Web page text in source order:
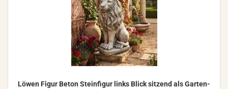
Löwen Figur Beton Stein­fi­gur links Blick sit­zend als Gar­ten­